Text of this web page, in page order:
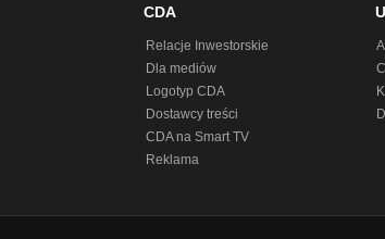
CDA
Relacje Inwestorskie
Dla mediów
Logotyp CDA
Dostawcy treści
CDA na Smart TV
Reklama